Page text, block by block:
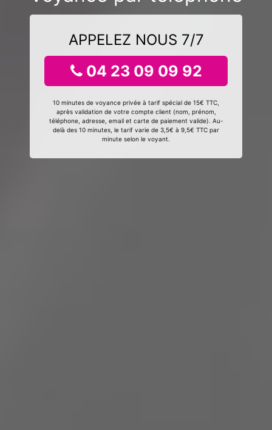
APPELEZ NOUS 7/7
04 23 09 09 92
10 minutes de voyance privée à tarif spécial de 15€ TTC,
après validation de votre compte client (nom, prénom,
téléphone, adresse, email et carte de paiement valide). Au-
delà des 10 minutes, le tarif varie de 3,5€ à 9,5€ TTC par
minute selon le voyant.